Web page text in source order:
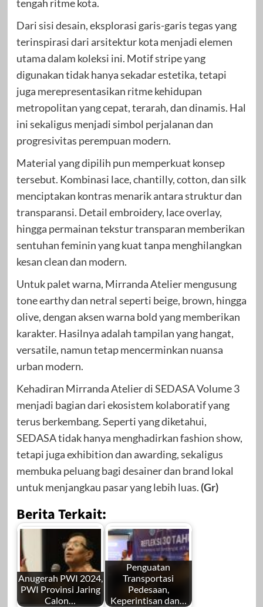
tengah ritme kota.
Dari sisi desain, eksplorasi garis-garis tegas yang
terinspirasi dari arsitektur kota menjadi elemen
utama dalam koleksi ini. Motif stripe yang
digunakan tidak hanya sekadar estetika, tetapi
juga merepresentasikan ritme kehidupan
metropolitan yang cepat, terarah, dan dinamis. Hal
ini sekaligus menjadi simbol perjalanan dan
progresivitas perempuan modern.
Material yang dipilih pun memperkuat konsep
tersebut. Kombinasi lace, chantilly, cotton, dan silk
menciptakan kontras menarik antara struktur dan
transparansi. Detail embroidery, lace overlay,
hingga permainan tekstur transparan memberikan
sentuhan feminin yang kuat tanpa menghilangkan
kesan clean dan modern.
Untuk palet warna, Mirranda Atelier mengusung
tone earthy dan netral seperti beige, brown, hingga
olive, dengan aksen warna bold yang memberikan
karakter. Hasilnya adalah tampilan yang hangat,
versatile, namun tetap mencerminkan nuansa
urban modern.
Kehadiran Mirranda Atelier di SEDASA Volume 3
menjadi bagian dari ekosistem kolaboratif yang
terus berkembang. Seperti yang diketahui,
SEDASA tidak hanya menghadirkan fashion show,
tetapi juga exhibition dan awarding, sekaligus
membuka peluang bagi desainer dan brand lokal
untuk menjangkau pasar yang lebih luas. (Gr)
Berita Terkait:
Anugerah PWI 2024,
PWI Provinsi Jaring
Calon…
Penguatan
Transportasi
Pedesaan,
Keperintisan dan…